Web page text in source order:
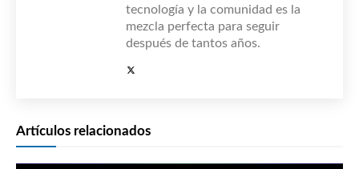
tecnología y la comunidad es la
mezcla perfecta para seguir
después de tantos años.
Artículos relacionados